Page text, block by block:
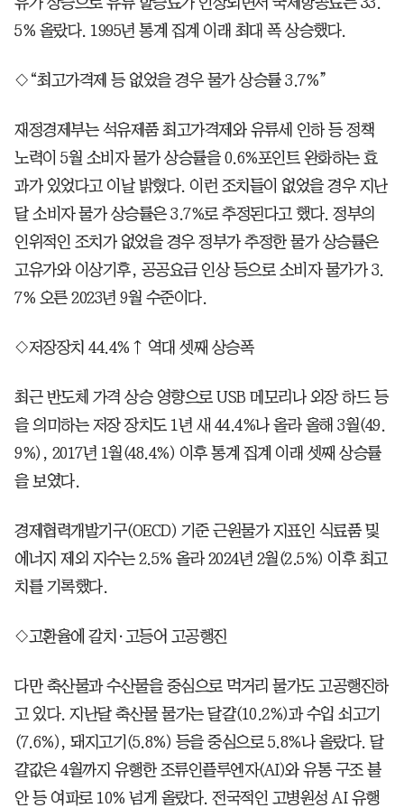
5% 올랐다. 1995년 통계 집계 이래 최대 폭 상승했다.
◇“최고가격제 등 없었을 경우 물가 상승률 3.7%”
재정경제부는 석유제품 최고가격제와 유류세 인하 등 정책
노력이 5월 소비자 물가 상승률을 0.6%포인트 완화하는 효
과가 있었다고 이날 밝혔다. 이런 조치들이 없었을 경우 지난
달 소비자 물가 상승률은 3.7%로 추정된다고 했다. 정부의
인위적인 조치가 없었을 경우 정부가 추정한 물가 상승률은
고유가와 이상기후, 공공요금 인상 등으로 소비자 물가가 3.
7% 오른 2023년 9월 수준이다.
◇저장장치 44.4%↑ 역대 셋째 상승폭
최근 반도체 가격 상승 영향으로 USB 메모리나 외장 하드 등
을 의미하는 저장 장치도 1년 새 44.4%나 올라 올해 3월(49.
9%), 2017년 1월(48.4%) 이후 통계 집계 이래 셋째 상승률
을 보였다.
경제협력개발기구(OECD) 기준 근원물가 지표인 식료품 및
에너지 제외 지수는 2.5% 올라 2024년 2월(2.5%) 이후 최고
치를 기록했다.
◇고환율에 갈치·고등어 고공행진
다만 축산물과 수산물을 중심으로 먹거리 물가도 고공행진하
고 있다. 지난달 축산물 물가는 달걀(10.2%)과 수입 쇠고기
(7.6%), 돼지고기(5.8%) 등을 중심으로 5.8%나 올랐다. 달
걀값은 4월까지 유행한 조류인플루엔자(AI)와 유통 구조 불
안 등 여파로 10% 넘게 올랐다. 전국적인 고병원성 AI 유행